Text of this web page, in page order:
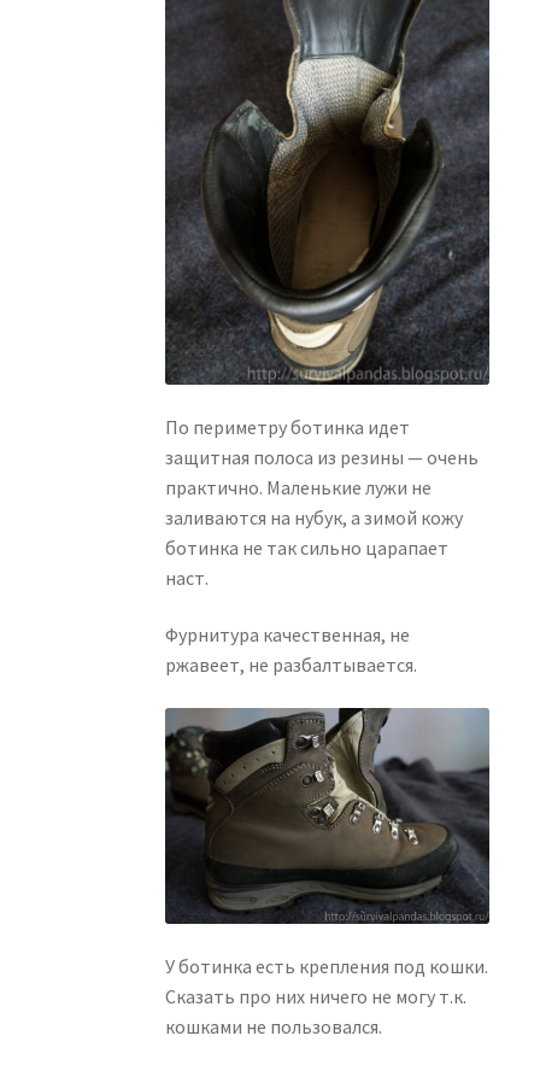
По периметру ботинка идет
защитная полоса из резины — очень
практично. Маленькие лужи не
заливаются на нубук, а зимой кожу
ботинка не так сильно царапает
наст.
Фурнитура качественная, не
ржавеет, не разбалтывается.
У ботинка есть крепления под кошки.
Сказать про них ничего не могу т.к.
кошками не пользовался.